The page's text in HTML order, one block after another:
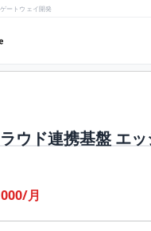
ートウェイ開発
ウド連携基盤 エッ
月